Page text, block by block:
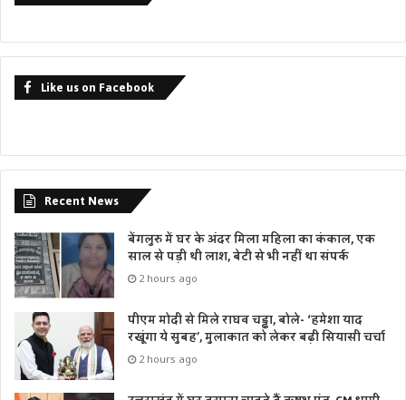
Like us on Facebook
Recent News
बेंगलुरु में घर के अंदर मिला महिला का कंकाल, एक
साल से पड़ी थी लाश, बेटी से भी नहीं था संपर्क
2 hours ago
पीएम मोदी से मिले राघव चड्ढा, बोले- ‘हमेशा याद
रखूंगा ये सुबह’, मुलाकात को लेकर बढ़ी सियासी चर्चा
2 hours ago